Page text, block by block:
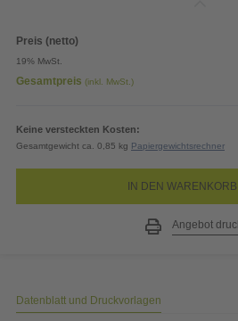
Preis (netto)
19% MwSt.
Gesamtpreis (inkl. MwSt.)
Keine versteckten Kosten:
Gesamtgewicht ca. 0,85 kg Papiergewichtsrechner
IN DEN WARENKORB
Angebot
Datenblatt und Druckvorlagen